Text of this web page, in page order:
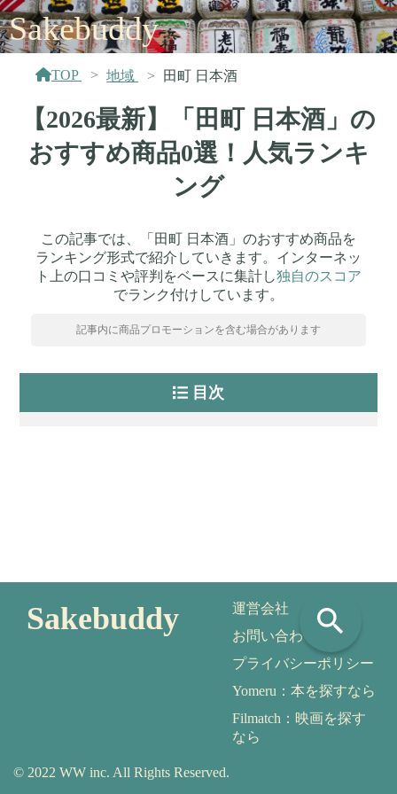
Sakebuddy
TOP 地域 田町 日本酒
【2026最新】「田町 日本酒」の
おすすめ商品0選！人気ランキ
ング
この記事では、「田町 日本酒」のおすすめ商品を
ランキング形式で紹介していきます。インターネッ
ト上の口コミや評判をベースに集計し独自のスコア
でランク付けしています。
記事内に商品プロモーションを含む場合があります
目次
search
Sakebuddy
運営会社
お問い合わせ
プライバシーポリシー
Yomeru：本を探すなら
Filmatch：映画を探す
なら
© 2022 WW inc. All Rights Reserved.